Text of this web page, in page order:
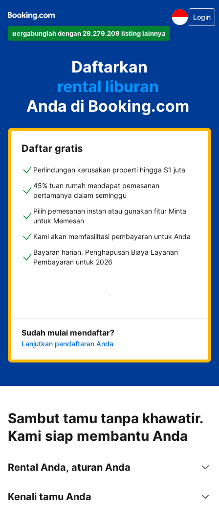
Bergabunglah dengan 29.279.209 listing lainnya
Login
Daftarkan
apartemen
hotel
rental liburan
guest house
bed & breakfast
Anda di Booking.com
Daftar gratis
Perlindungan kerusakan properti hingga $1 juta
45% tuan rumah mendapat pemesanan
pertamanya dalam seminggu
Pilih pemesanan instan atau gunakan fitur Minta
untuk Memesan
Kami akan memfasilitasi pembayaran untuk Anda
Bayaran harian. Penghapusan Biaya Layanan
Pembayaran untuk 2026
Mulai sekarang
Sudah mulai mendaftar?
Lanjutkan pendaftaran Anda
Sambut tamu tanpa khawatir.
Kami siap membantu Anda
Rental Anda, aturan Anda
Kenali tamu Anda